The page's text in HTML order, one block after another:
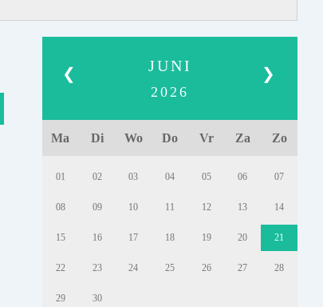
❮ ❯
JUNI
2026
Ma Di Wo Do Vr Za Zo
01 02 03 04 05 06 07
08 09 10 11 12 13 14
15 16 17 18 19 20 21
22 23 24 25 26 27 28
29 30